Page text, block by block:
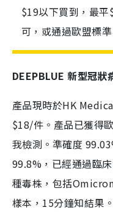
$19以下買到，最
可，或通過歐盟標
DEEPBLUE 新型冠狀
產品現時於HK
$18/件。產品已獲得
我檢測。準確度
99.8%，已經通過臨
種毒株，包括
樣本，15分鐘知結果。